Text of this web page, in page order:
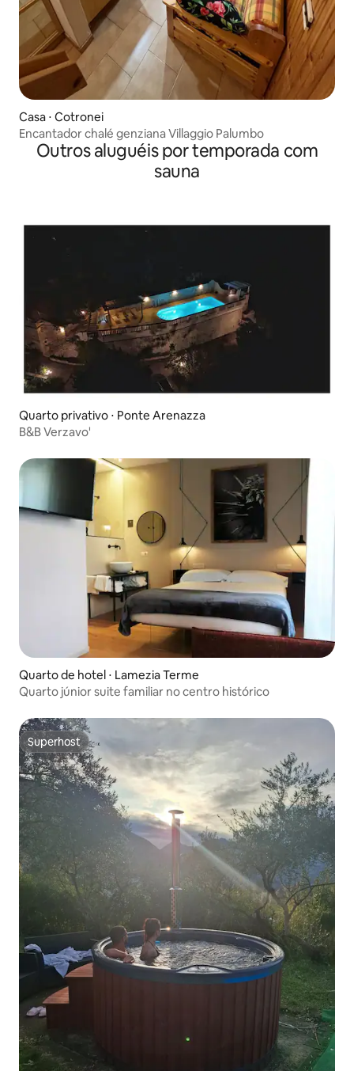
Casa ⋅ Cotronei
Encantador chalé genziana Villaggio Palumbo
Outros aluguéis por temporada com
sauna
Quarto privativo ⋅ Ponte Arenazza
B&B Verzavo'
Quarto de hotel ⋅ Lamezia Terme
Quarto júnior suite familiar no centro histórico
Superhost
Superhost